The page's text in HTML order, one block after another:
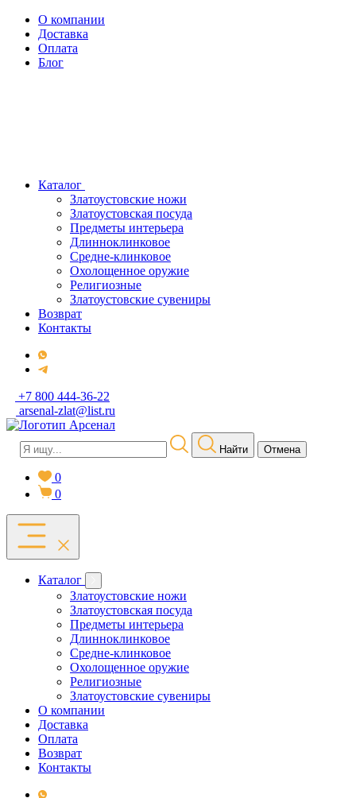
О компании
Доставка
Оплата
Блог
Каталог
Златоустовские ножи
Златоустовская посуда
Предметы интерьера
Длинноклинковое
Средне-клинковое
Охолощенное оружие
Религиозные
Златоустовские сувениры
Возврат
Контакты
+7 800 444-36-22
arsenal-zlat@list.ru
Найти Отмена
0
0
Каталог
Златоустовские ножи
Златоустовская посуда
Предметы интерьера
Длинноклинковое
Средне-клинковое
Охолощенное оружие
Религиозные
Златоустовские сувениры
О компании
Доставка
Оплата
Возврат
Контакты